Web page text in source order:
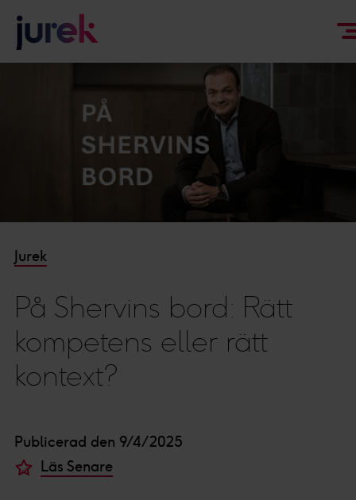
Jurek
På Shervins bord: Rätt
kompetens eller rätt
kontext?
Publicerad den 9/4/2025
Läs Senare